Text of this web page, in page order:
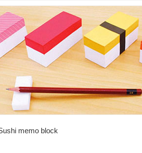
memo block